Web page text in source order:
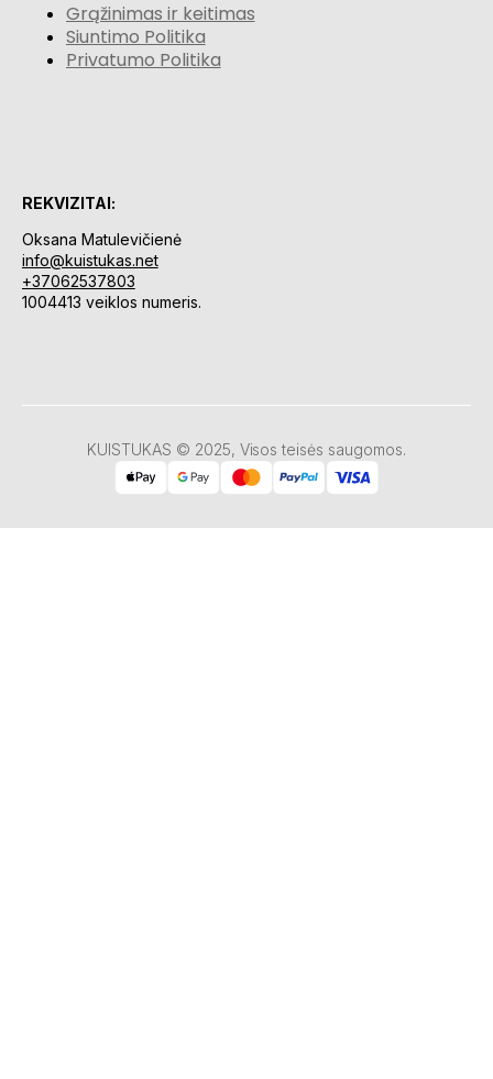
Grąžinimas ir keitimas
Siuntimo Politika
Privatumo Politika
REKVIZITAI:
Oksana Matulevičienė
info@kuistukas.net
+37062537803
1004413 veiklos numeris.
KUISTUKAS © 2025, Visos teisės saugomos.